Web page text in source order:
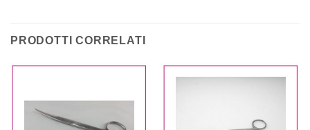
PRODOTTI CORRELATI